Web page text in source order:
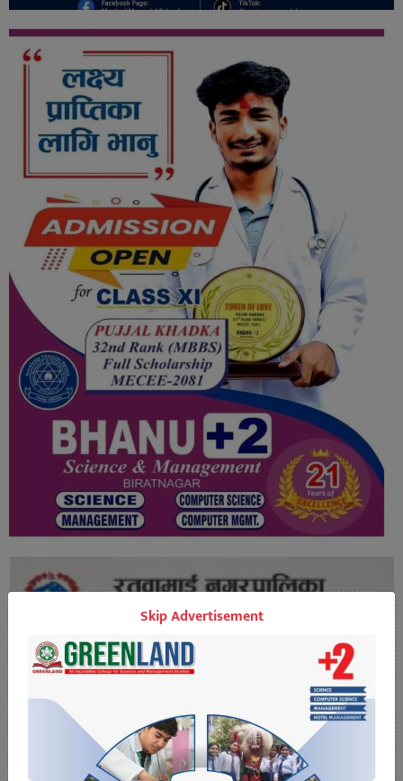
Skip Advertisement